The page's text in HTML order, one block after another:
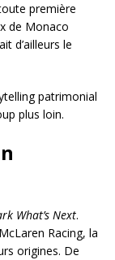
première
de Monaco
d’ailleurs le
patrimonial
plus loin.
What’s Next.
Racing, la
origines. De